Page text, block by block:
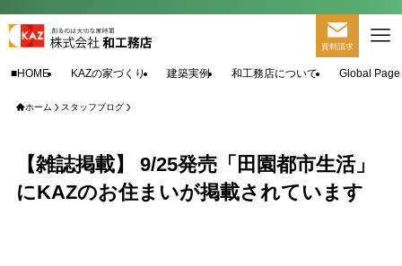
資料請求
■HOME KAZの家づくり 建築実例 和工務店について Global
ホーム スタッフブログ
【雑誌掲載】 9/25発売「田園都市生活」
にKAZのお住まいが掲載されています